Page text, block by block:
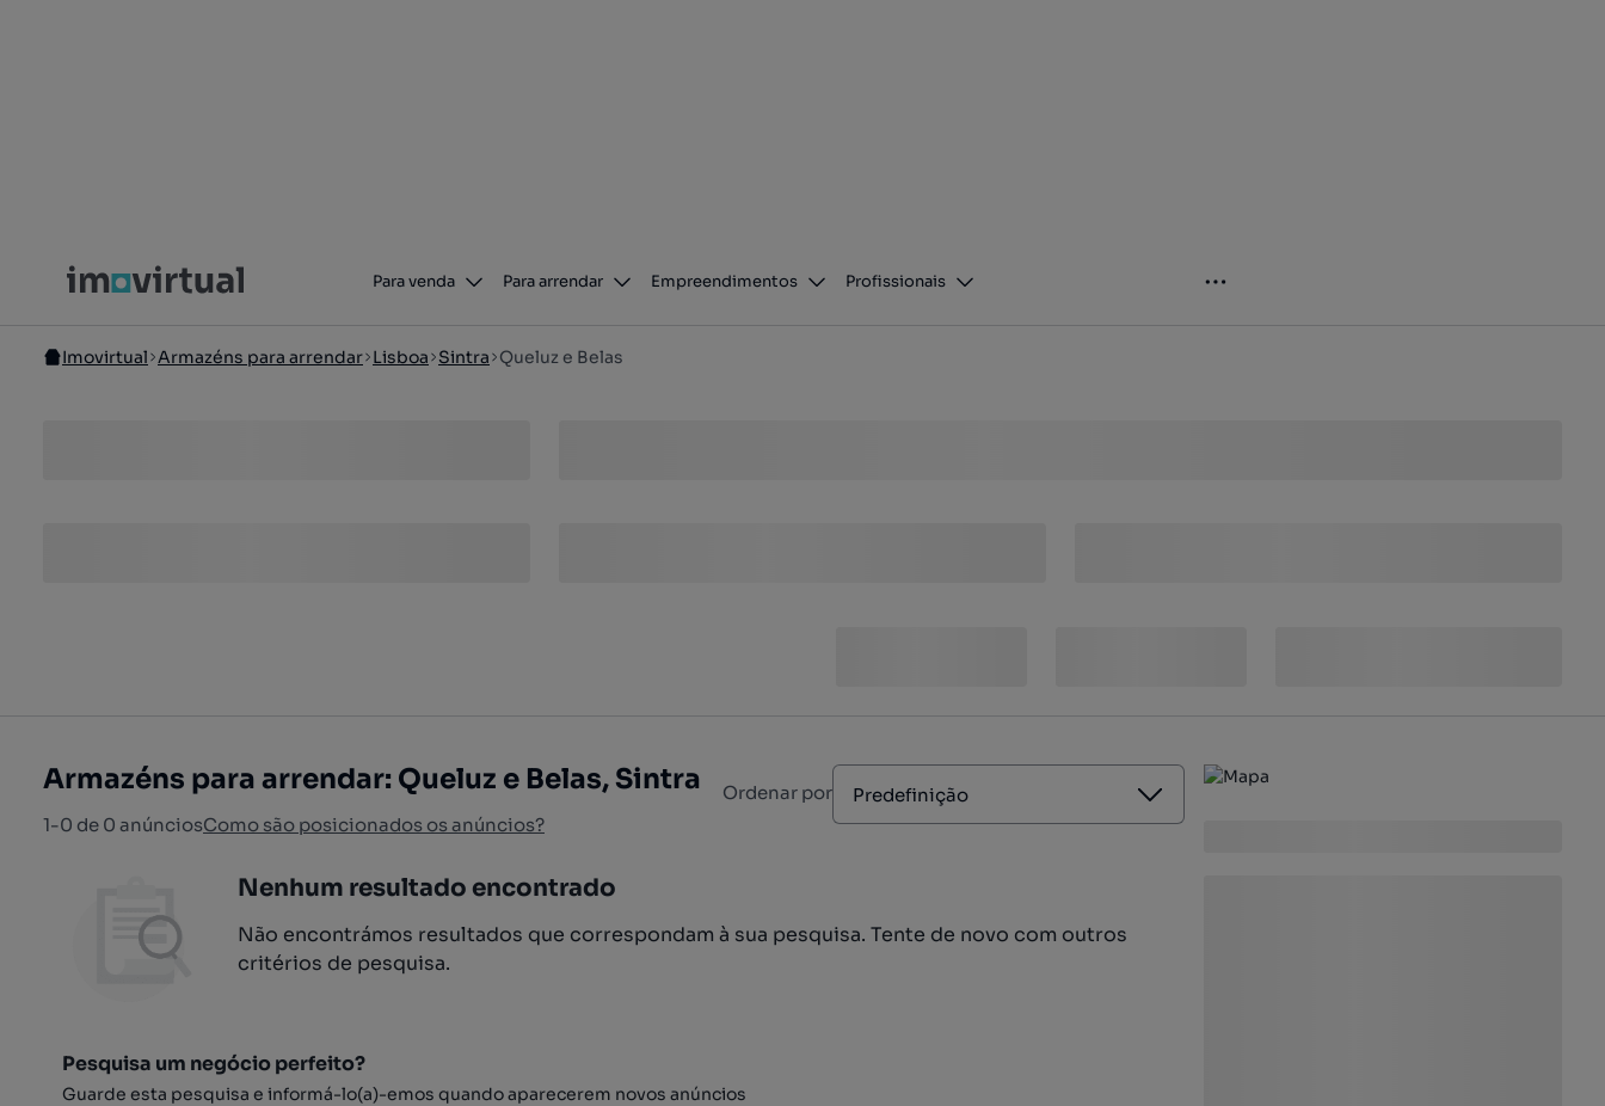
Para venda Para arrendar Empreendimentos Profissionais
Imovirtual Armazéns para arrendar Lisboa Sintra Queluz e Belas
Armazéns para arrendar: Queluz e Belas, Sintra
1-0 de 0 anúnciosComo são posicionados os anúncios?
Ordenar por Predefinição
Nenhum resultado encontrado
Não encontrámos resultados que correspondam à sua pesquisa. Tente de novo com outros
critérios de pesquisa.
Pesquisa um negócio perfeito?
Guarde esta pesquisa e informá-lo(a)-emos quando aparecerem novos anúncios